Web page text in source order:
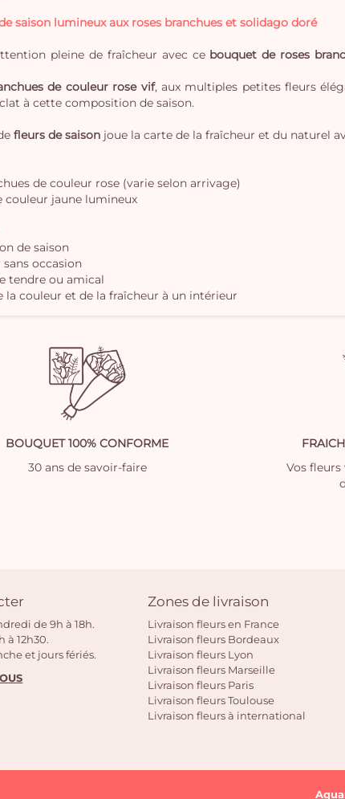
saison lumineux aux roses branchues et solidago doré
pleine de fraîcheur avec ce bouquet de roses
de couleur rose vif, aux multiples petites fleurs
à cette composition de saison.
fleurs de saison joue la carte de la fraîcheur et du naturel
de couleur rose (varie selon arrivage)
couleur jaune lumineux
de saison
occasion
tendre ou amical
la couleur et de la fraîcheur à un intérieur
BOUQUET 100% CONFORME
30 ans de savoir-faire
Vos
de 9h à 18h.
à 12h30.
et jours fériés.
Zones de livraison
Livraison fleurs en France
Livraison fleurs Bordeaux
Livraison fleurs Lyon
Livraison fleurs Marseille
Livraison fleurs Paris
Livraison fleurs Toulouse
Livraison fleurs à international